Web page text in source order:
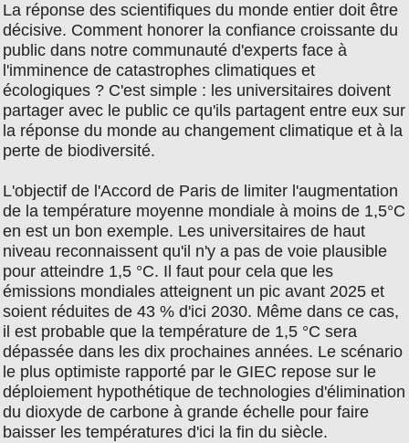
La réponse des scientifiques du monde entier doit être
décisive. Comment honorer la confiance croissante du
public dans notre communauté d'experts face à
l'imminence de catastrophes climatiques et
écologiques ? C'est simple : les universitaires doivent
partager avec le public ce qu'ils partagent entre eux sur
la réponse du monde au changement climatique et à la
perte de biodiversité.
L'objectif de l'Accord de Paris de limiter l'augmentation
de la température moyenne mondiale à moins de 1,5°C
en est un bon exemple. Les universitaires de haut
niveau reconnaissent qu'il n'y a pas de voie plausible
pour atteindre 1,5 °C. Il faut pour cela que les
émissions mondiales atteignent un pic avant 2025 et
soient réduites de 43 % d'ici 2030. Même dans ce cas,
il est probable que la température de 1,5 °C sera
dépassée dans les dix prochaines années. Le scénario
le plus optimiste rapporté par le GIEC repose sur le
déploiement hypothétique de technologies d'élimination
du dioxyde de carbone à grande échelle pour faire
baisser les températures d'ici la fin du siècle.